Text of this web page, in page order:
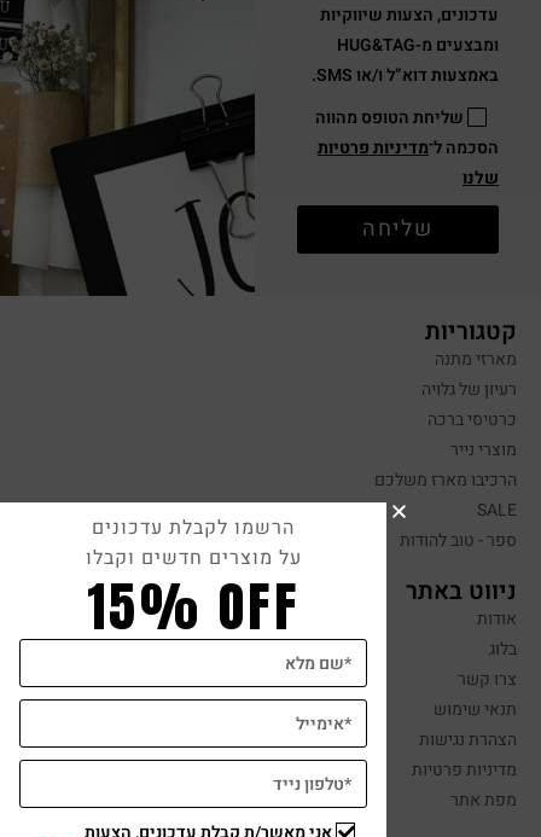
עדכונים, הצעות שיווקיות
ומבצעים מ-HUG&TAG
באמצעות דוא”ל ו/או SMS.
שליחת הטופס מהווה
הסכמה ל־מדיניות פרטיות
שלנו
שליחה
קטגוריות
מארזי מתנה
רעיון של גלויה
כרטיסי ברכה
מוצרי נייר
הרכיבו מארז משלכם
SALE
ספר - טוב להודות
ניווט באתר
אודות
בלוג
צרו קשר
תנאי שימוש
הצהרת נגישות
מדיניות פרטיות
מפת אתר
הרשמו לקבלת עדכונים
על מוצרים חדשים וקבלו
15% OFF